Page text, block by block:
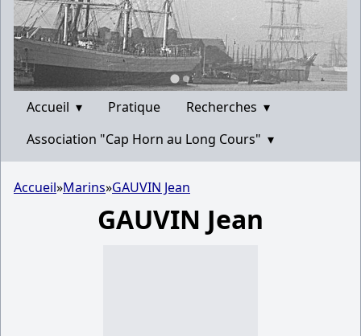
Accueil ▾ Pratique Recherches ▾
Association "Cap Horn au Long Cours" ▾
Accueil»Marins»GAUVIN Jean
GAUVIN Jean